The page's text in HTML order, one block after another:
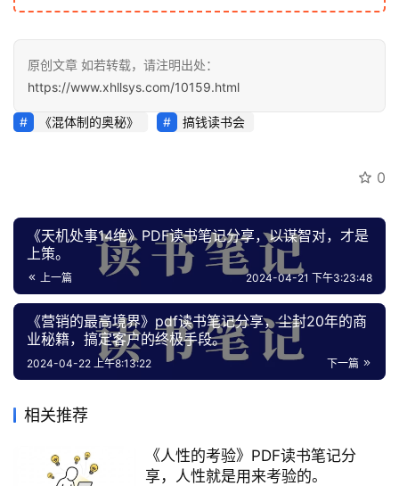
会
员
专
区
原创文章 如若转载，请注明出处：
https://www.xhllsys.com/10159.html
《混体制的奥秘》 搞钱读书会
0
《天机处事14绝》PDF读书笔记分享，以谋智对，才是
上策。
上一篇 2024-04-21 下午3:23:48
《营销的最高境界》pdf读书笔记分享，尘封20年的商
业秘籍，搞定客户的终极手段。
下一篇
2024-04-22 上午8:13:22
相关推荐
《人性的考验》PDF读书笔记分
享，人性就是用来考验的。